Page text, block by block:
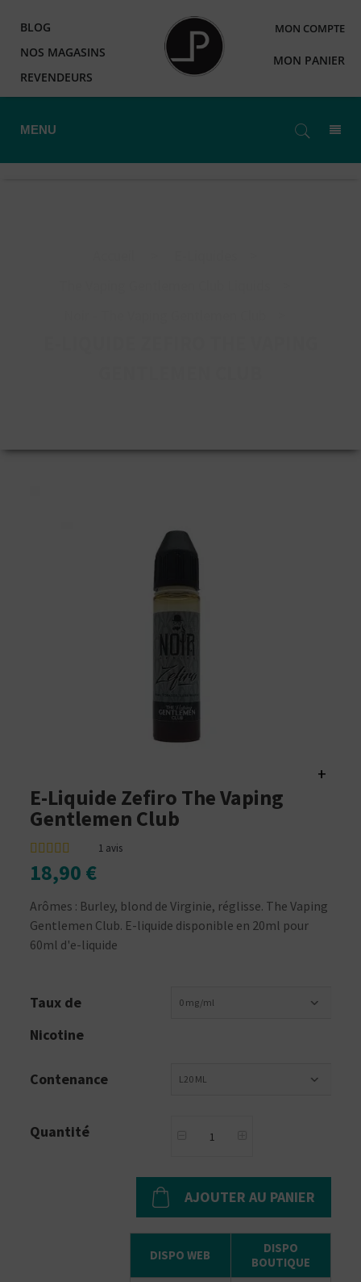
BLOG
NOS MAGASINS
REVENDEURS
MON COMPTE
MON PANIER
MENU
+
E-Liquide Zefiro The Vaping
Gentlemen Club
1 avis
18,90 €
Arômes : Burley, blond de Virginie, réglisse. The Vaping
Gentlemen Club. E-liquide disponible en 20ml pour
60ml d'e-liquide
Taux de
Nicotine
0 mg/ml
Contenance L20 ML
Quantité
AJOUTER AU PANIER
DISPO WEB
DISPO
BOUTIQUE